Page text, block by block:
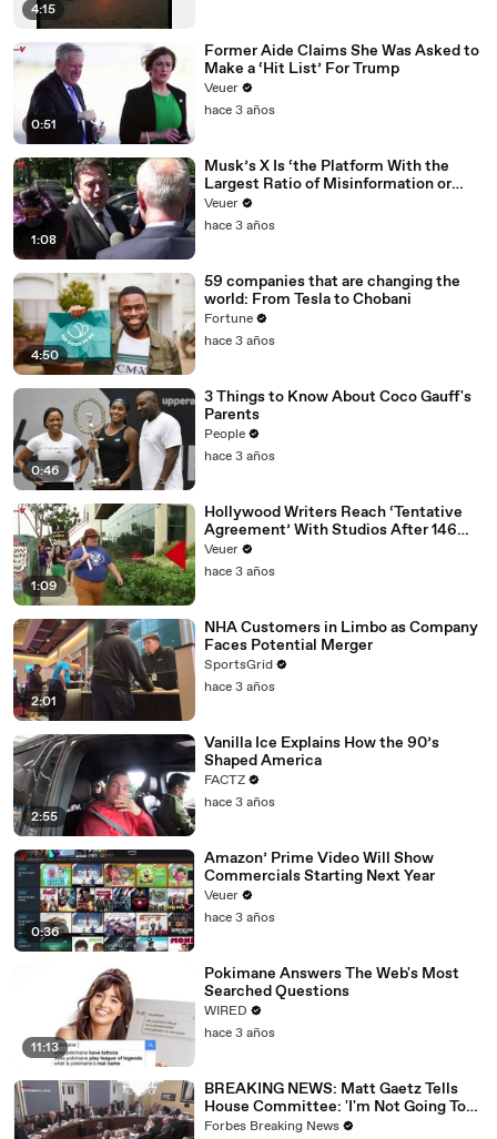
4:15
0:51
Former Aide Claims She Was Asked to
Make a ‘Hit List’ For Trump
Veuer
hace 3 años
1:08
Musk’s X Is ‘the Platform With the
Largest Ratio of Misinformation or
Disinformation’ Amongst All Social
Media Platforms
Veuer
hace 3 años
4:50
59 companies that are changing the
world: From Tesla to Chobani
Fortune
hace 3 años
0:46
3 Things to Know About Coco Gauff's
Parents
People
hace 3 años
1:09
Hollywood Writers Reach ‘Tentative
Agreement’ With Studios After 146
Day Strike
Veuer
hace 3 años
2:01
NHA Customers in Limbo as Company
Faces Potential Merger
SportsGrid
hace 3 años
2:55
Vanilla Ice Explains How the 90’s
Shaped America
FACTZ
hace 3 años
0:36
Amazon’ Prime Video Will Show
Commercials Starting Next Year
Veuer
hace 3 años
11:13
Pokimane Answers The Web's Most
Searched Questions
WIRED
hace 3 años
BREAKING NEWS: Matt Gaetz Tells
House Committee: 'I'm Not Going To
Vote For A Continuing Resolution'
Forbes Breaking News